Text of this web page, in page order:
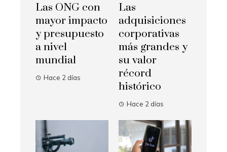
Las ONG con
mayor impacto
y presupuesto
a nivel
mundial
Hace 2 días
Las
adquisiciones
corporativas
más grandes y
su valor
récord
histórico
Hace 2 días